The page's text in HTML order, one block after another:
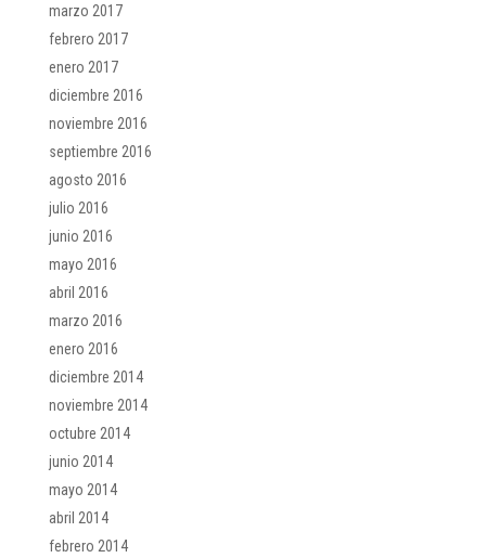
marzo 2017
febrero 2017
enero 2017
diciembre 2016
noviembre 2016
septiembre 2016
agosto 2016
julio 2016
junio 2016
mayo 2016
abril 2016
marzo 2016
enero 2016
diciembre 2014
noviembre 2014
octubre 2014
junio 2014
mayo 2014
abril 2014
febrero 2014